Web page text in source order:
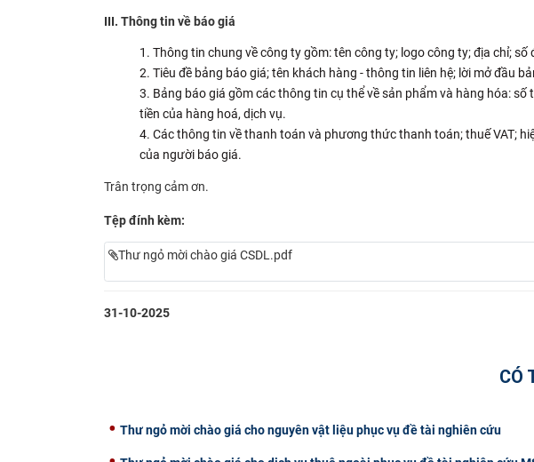
III. Thông tin về báo giá
Thông tin chung về công ty gồm: tên công ty; logo công ty; địa chỉ; số
Tiêu đề bảng báo giá; tên khách hàng - thông tin liên hệ; lời mở đầu
Bảng báo giá gồm các thông tin cụ thể về sản phẩm và hàng hóa:
tiền của hàng hoá, dịch vụ.
Các thông tin về thanh toán và phương thức thanh toán; thuế VAT;
của người báo giá.
Trân trọng cảm ơn.
Tệp đính kèm:
Thư ngỏ mời chào giá CSDL.pdf
31-10-2025
CÓ
Thư ngỏ mời chào giá cho nguyên vật liệu phục vụ đề tài nghiên cứu